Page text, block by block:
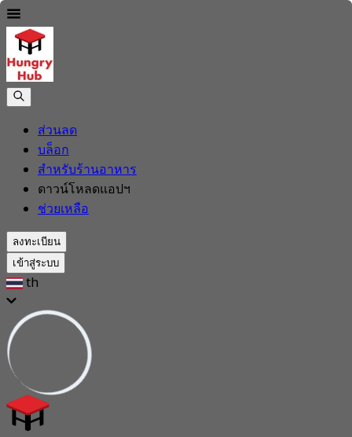
ส่วนลด
บล็อก
สำหรับร้านอาหาร
ดาวน์โหลดแอปฯ
ช่วยเหลือ
ลงทะเบียน
เข้าสู่ระบบ
th